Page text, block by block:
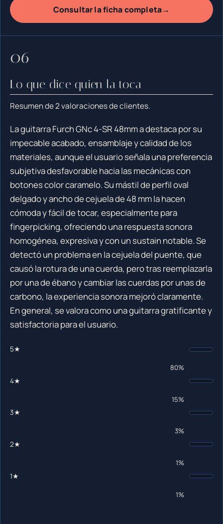
Consultar la ficha completa→
Lo que dice quien la toca
Resumen de 2 valoraciones de clientes.
La guitarra Furch GNc 4-SR 48mm a destaca por su
impecable acabado, ensamblaje y calidad de los
materiales, aunque el usuario señala una preferencia
subjetiva desfavorable hacia las mecánicas con
botones color caramelo. Su mástil de perfil oval
delgado y ancho de cejuela de 48 mm la hacen
cómoda y fácil de tocar, especialmente para
fingerpicking, ofreciendo una respuesta sonora
homogénea, expresiva y con un sustain notable. Se
detectó un problema en la cejuela del puente, que
causó la rotura de una cuerda, pero tras reemplazarla
por una de ébano y cambiar las cuerdas por unas de
carbono, la experiencia sonora mejoró claramente.
En general, se valora como una guitarra gratificante y
satisfactoria para el usuario.
5★
80%
4★
15%
3★
3%
2★
1%
1★
1%